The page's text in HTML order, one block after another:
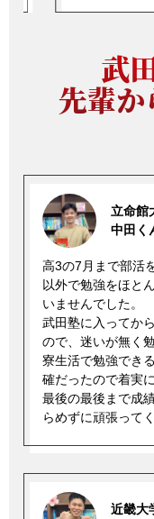
武
先輩か
立命館
中田く
高3の7月まで部活
以外で勉強をほと
いませんでした。
武田塾に入ってか
ので、迷いが無く
寮生活で勉強でき
確だったので着実
最後の最後まで成
らめずに頑張って
近畿大